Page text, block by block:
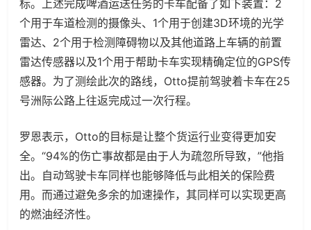
标。上述完成啤酒运送任务的卡车配备了如下装置：2
个用于车道检测的摄像头、1个用于创建3D环境的光学
雷达、2个用于检测障碍物以及其他道路上车辆的前置
雷达传感器以及1个用于帮助卡车实现精确定位的GPS传
感器。为了测绘此次的路线，Otto提前驾驶着卡车在25
号洲际公路上往返完成过一次行程。
罗恩表示，Otto的目标是让整个货运行业变得更加安
全。“94%的伤亡事故都是由于人为疏忽所导致，”他指
出。自动驾驶卡车同样也能够降低与此相关的保险费
用。而通过避免多余的加速操作，其同样可以实现更高
的燃油经济性。